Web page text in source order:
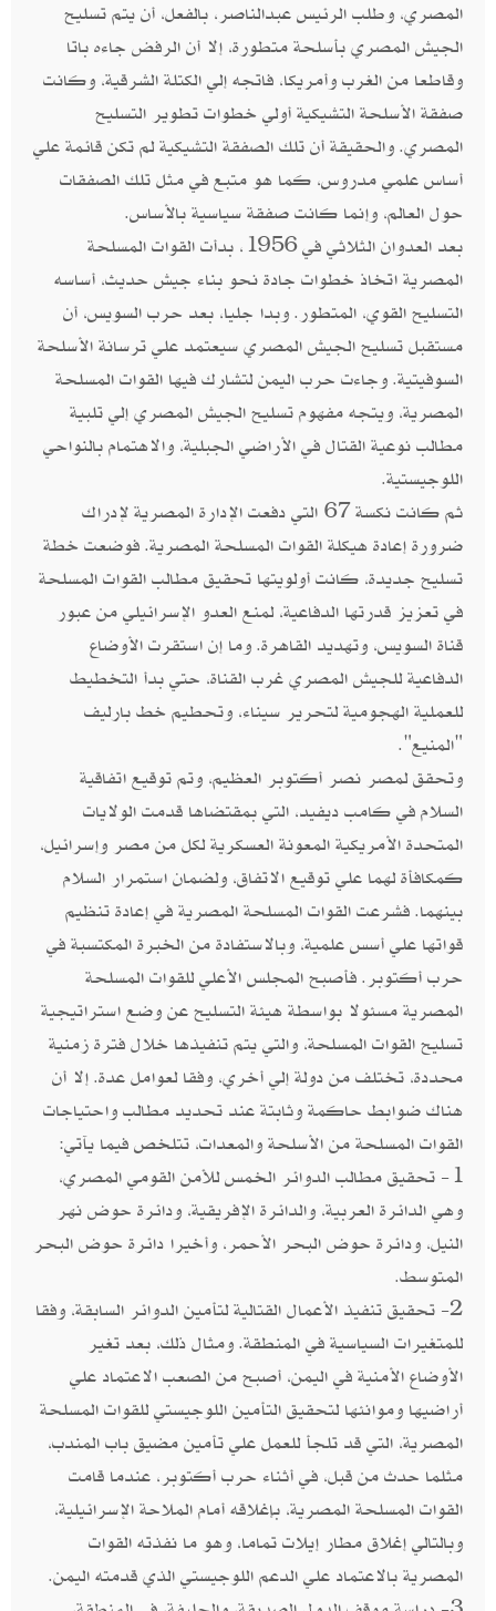
المصري، وطلب الرئيس عبدالناصر، بالفعل، أن يتم تسليح
الجيش المصري بأسلحة متطورة، إلا أن الرفض جاءه باتا
وقاطعا من الغرب وأمريكا، فاتجه إلي الكتلة الشرقية، وكانت
صفقة الأسلحة التشيكية أولي خطوات تطوير التسليح
المصري. والحقيقة أن تلك الصفقة التشيكية لم تكن قائمة علي
أساس علمي مدروس، كما هو متبع في مثل تلك الصفقات
حول العالم، وإنما كانت صفقة سياسية بالأساس.
بعد العدوان الثلاثي في 1956، بدأت القوات المسلحة
المصرية اتخاذ خطوات جادة نحو بناء جيش حديث، أساسه
التسليح القوي، المتطور. وبدا جليا، بعد حرب السويس، أن
مستقبل تسليح الجيش المصري سيعتمد علي ترسانة الأسلحة
السوفيتية. وجاءت حرب اليمن لتشارك فيها القوات المسلحة
المصرية، ويتجه مفهوم تسليح الجيش المصري إلي تلبية
مطالب نوعية القتال في الأراضي الجبلية، والاهتمام بالنواحي
اللوجيستية.
ثم كانت نكسة 67 التي دفعت الإدارة المصرية لإدراك
ضرورة إعادة هيكلة القوات المسلحة المصرية. فوضعت خطة
تسليح جديدة، كانت أولويتها تحقيق مطالب القوات المسلحة
في تعزيز قدرتها الدفاعية، لمنع العدو الإسرائيلي من عبور
قناة السويس، وتهديد القاهرة. وما إن استقرت الأوضاع
الدفاعية للجيش المصري غرب القناة، حتي بدأ التخطيط
للعملية الهجومية لتحرير سيناء، وتحطيم خط بارليف
"المنيع".
وتحقق لمصر نصر أكتوبر العظيم، وتم توقيع اتفاقية
السلام في كامب ديفيد، التي بمقتضاها قدمت الولايات
المتحدة الأمريكية المعونة العسكرية لكل من مصر وإسرائيل،
كمكافأة لهما علي توقيع الاتفاق، ولضمان استمرار السلام
بينهما. فشرعت القوات المسلحة المصرية في إعادة تنظيم
قواتها علي أسس علمية، وبالاستفادة من الخبرة المكتسبة في
حرب أكتوبر. فأصبح المجلس الأعلي للقوات المسلحة
المصرية مسئولا بواسطة هيئة التسليح عن وضع استراتيجية
تسليح القوات المسلحة، والتي يتم تنفيذها خلال فترة زمنية
محددة، تختلف من دولة إلي أخري، وفقا لعوامل عدة. إلا أن
هناك ضوابط حاكمة وثابتة عند تحديد مطالب واحتياجات
القوات المسلحة من الأسلحة والمعدات، تتلخص فيما يآتي:
1- تحقيق مطالب الدوائر الخمس للأمن القومي المصري،
وهي الدائرة العربية، والدائرة الإفريقية، ودائرة حوض نهر
النيل، ودائرة حوض البحر الأحمر، وأخيرا دائرة حوض البحر
المتوسط.
2- تحقيق تنفيذ الأعمال القتالية لتأمين الدوائر السابقة، وفقا
للمتغيرات السياسية في المنطقة. ومثال ذلك، بعد تغير
الأوضاع الأمنية في اليمن، أصبح من الصعب الاعتماد علي
أراضيها وموانئها لتحقيق التأمين اللوجيستي للقوات المسلحة
المصرية، التي قد تلجأ للعمل علي تأمين مضيق باب المندب،
مثلما حدث من قبل، في أثناء حرب أكتوبر، عندما قامت
القوات المسلحة المصرية، بإغلاقه أمام الملاحة الإسرائيلية،
وبالتالي إغلاق مطار إيلات تماما، وهو ما نفذته القوات
المصرية بالاعتماد علي الدعم اللوجيستي الذي قدمته اليمن.